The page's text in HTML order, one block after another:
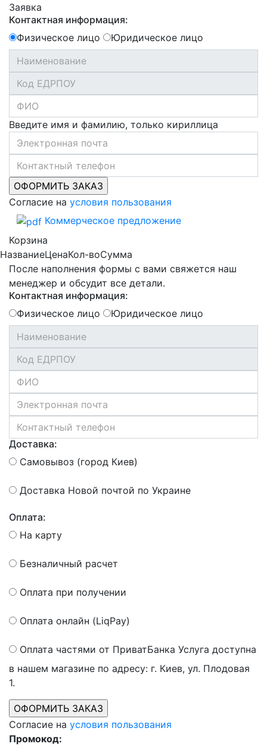
Заявка
Контактная информация:
Физическое лицо
Юридическое лицо
Введите имя и фамилию, только кириллица
Согласие на условия пользования
Коммерческое предложение
Корзина
НазваниеЦенаКол-воСумма
После наполнения формы с вами свяжется наш
менеджер и обсудит все детали.
Контактная информация:
Физическое лицо
Юридическое лицо
Доставка:
Самовывоз (город Киев)
Доставка Новой почтой по Украине
Оплата:
На карту
Безналичный расчет
Оплата при получении
Оплата онлайн (LiqPay)
Оплата частями от ПриватБанка Услуга доступна
в нашем магазине по адресу: г. Киев, ул. Плодовая
1.
Согласие на условия пользования
Промокод: